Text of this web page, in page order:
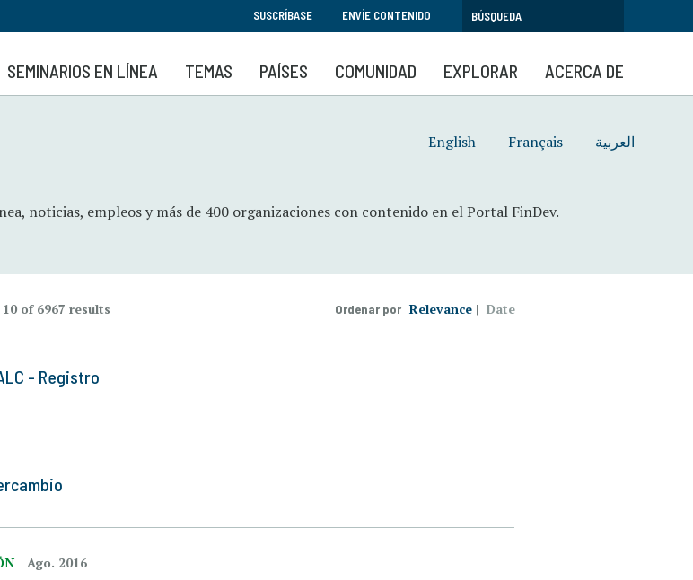
al
contenido
principal
SUSCRÍBASE ENVÍE CONTENIDO
SEMINARIOS EN LÍNEA TEMAS PAÍSES COMUNIDAD EXPLORAR ACERCA DE
noticias, empleos y más de 400 organizaciones con contenido en el Portal FinDev.
English Français العربية
of 6967 results
- Registro
Ago. 2016
Ordenar por Relevance Date